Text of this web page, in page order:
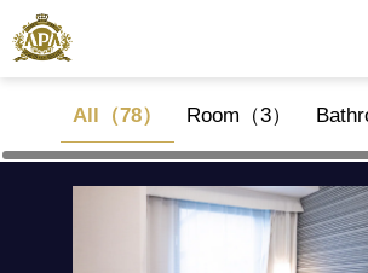
All（78） Room（3）